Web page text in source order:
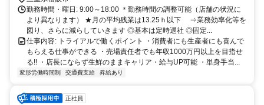
勤務時間・曜日: 9:00～18:00 ＊勤務時間の調整可能（店舗の状況に
より異なります） ★月の平均残業は13.25ｈ以下 ⇒業務効率化等を
図り、さらに減らしていきます ◎基本は定時退社 ◎固定...
仕事内容: トライアルで働くポイント ・消費者にも生産者にも喜んで
もらえる仕事ができる ・売場責任者でも年収1000万円以上を目指せ
る!! ・店長にならず生鮮のままキャリア・給与UP可能 ・単身手当...
変形労働時間制 交通費支給 昇給あり
正社員